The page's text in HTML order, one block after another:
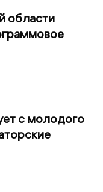
области
с молодого